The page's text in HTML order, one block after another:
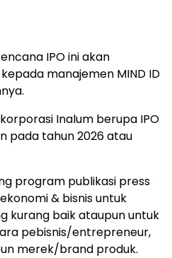
IPO ini akan
manajemen MIND ID
Inalum berupa IPO
pada tahun 2026 atau
program publikasi press
& bisnis untuk
kurang baik ataupun untuk
pebisnis/entrepreneur,
merek/brand produk.